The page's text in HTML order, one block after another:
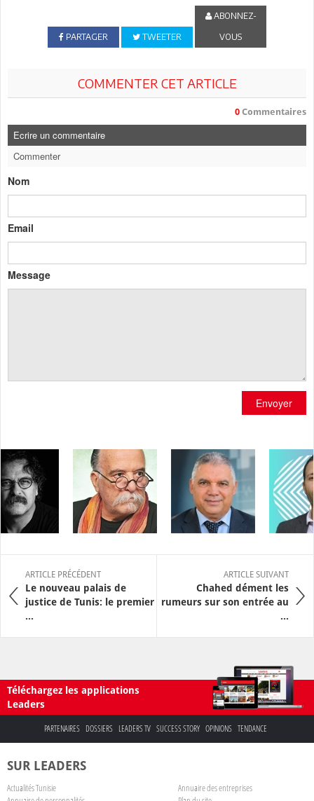
PARTAGER TWEETER
ABONNEZ-
VOUS
COMMENTER CET ARTICLE
0 Commentaires
Ecrire un commentaire
Commenter
Nom
Email
Message
Envoyer
ARTICLE PRÉCÉDENT
Le nouveau palais de
justice de Tunis: le premier
...
ARTICLE SUIVANT
Chahed dément les
rumeurs sur son entrée au
...
Téléchargez les applications
Leaders
PARTENAIRES DOSSIERS LEADERS TV SUCCESS STORY OPINIONS TENDANCE
SUR LEADERS
Actualités Tunisie
Annuaire des entreprises